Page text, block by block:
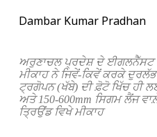
Dambar Kumar Pradhan
ਅਰੁਣਾਚਲ ਪ੍ਰਦੇਸ਼ ਦੇ ਈਗਲਨੈੱਸਟ
ਮੀਕਾਹ ਨੇ ਜਿਵੇਂ-ਕਿਵੇਂ ਕਰਕੇ ਦੁਰਲੱਭ
ਟ੍ਰਗੋਪਨ(ਖੱਬੇ) ਦੀ ਫ਼ੋਟੋ ਖਿੱਚ ਹੀ
ਅਤੇ 150-600mm ਸਿਗਮ ਲੈਂਜ
ਤ੍ਰਿਉਂਡ ਵਿਖੇਮੀਕਾਹ